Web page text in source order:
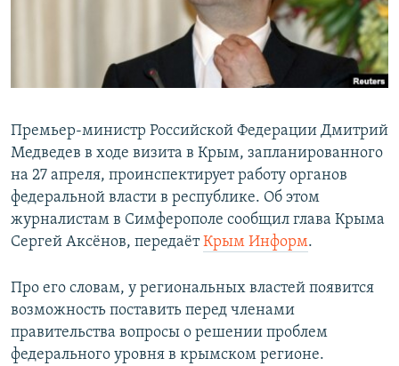
КРЫМ.НЕПОКОРЕННЫЙ
Все сайты RFE/RL
Премьер-министр Российской Федерации Дмитрий
Медведев в ходе визита в Крым, запланированного
на 27 апреля, проинспектирует работу органов
федеральной власти в республике. Об этом
журналистам в Симферополе сообщил глава Крыма
Сергей Аксёнов, передаётКрым Информ.
Про его словам, у региональных властей появится
возможность поставить перед членами
правительства вопросы о решении проблем
федерального уровня в крымском регионе.